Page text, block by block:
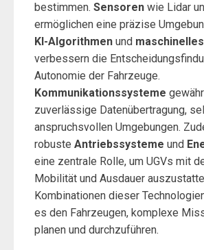
bestimmen. Sensoren wie Lidar
ermöglichen eine präzise
KI-Algorithmen und
verbessern die
Autonomie der Fahrzeuge.
Kommunikationssysteme
zuverlässige Datenübertragung,
anspruchsvollen Umgebungen.
robuste Antriebssysteme und
eine zentrale Rolle, um UGVs mit
Mobilität und Ausdauer
Kombinationen dieser
es den Fahrzeugen, komplexe
planen und durchzuführen.